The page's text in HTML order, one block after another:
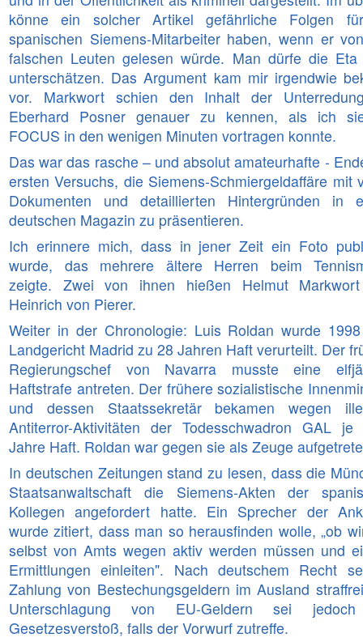
könne ein solcher Artikel gefährliche Folgen
spanischen Siemens-Mitarbeiter haben, wenn er
falschen Leuten gelesen würde. Man dürfe die Eta
unterschätzen. Das Argument kam mir irgendwie
vor. Markwort schien den Inhalt der
Eberhard Posner genauer zu kennen, als ich
FOCUS in den wenigen Minuten vortragen konnte.
Das war das rasche – und absolut amateurhafte -
ersten Versuchs, die Siemens-Schmiergeldaffäre mit
Dokumenten und detaillierten Hintergründen in
deutschen Magazin zu präsentieren.
Ich erinnere mich, dass in jener Zeit ein Foto
wurde, das mehrere ältere Herren beim
zeigte. Zwei von ihnen hießen Helmut
Heinrich von Pierer.
Weiter in der Chronologie: Luis Roldan wurde
Landgericht Madrid zu 28 Jahren Haft verurteilt. Der
Regierungschef von Navarra musste eine
Haftstrafe antreten. Der frühere sozialistische
und dessen Staatssekretär bekamen wegen
Antiterror-Aktivitäten der Todesschwadron GAL je
Jahre Haft. Roldan war gegen sie als Zeuge
In deutschen Zeitungen stand zu lesen, dass die
Staatsanwaltschaft die Siemens-Akten der
Kollegen angefordert hatte. Ein Sprecher der
wurde zitiert, dass man so herausfinden wolle, „ob
selbst von Amts wegen aktiv werden müssen und
Ermittlungen einleiten". Nach deutschem Recht
Zahlung von Bestechungsgeldern im Ausland
Unterschlagung von EU-Geldern sei
Gesetzesverstoß, falls der Vorwurf zutreffe.